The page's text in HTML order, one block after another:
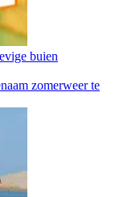
buien
zomerweer te